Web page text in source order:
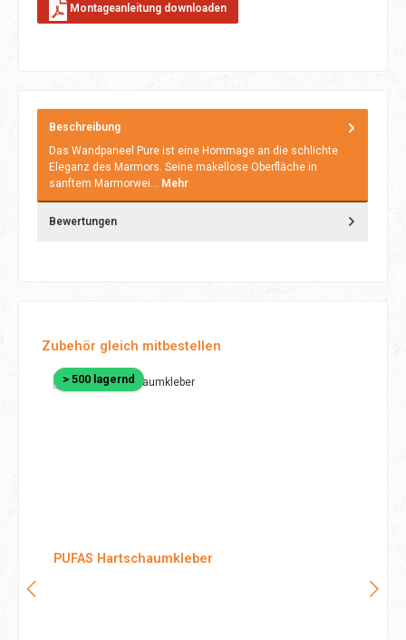
Montageanleitung downloaden
Beschreibung
Das Wandpaneel Pure ist eine Hommage an die schlichte
Eleganz des Marmors. Seine makellose Oberfläche in
sanftem Marmorwei… Mehr
Bewertungen
Produktgalerie überspringen
Zubehör gleich mitbestellen
> 500 lagernd
PUFAS Hartschaumkleber